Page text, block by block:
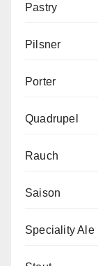
Pastry
Pilsner
Porter
Quadrupel
Rauch
Saison
Speciality Ale